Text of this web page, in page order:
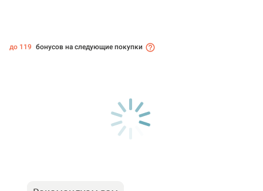
до 119 бонусов на следующие покупки